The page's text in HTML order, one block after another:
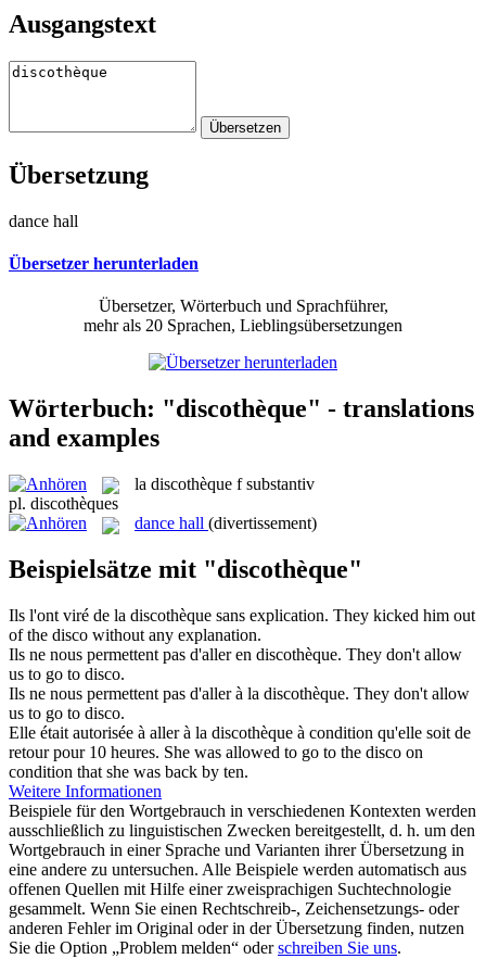
Ausgangstext
Übersetzung
dance hall
Übersetzer herunterladen
Übersetzer, Wörterbuch und Sprachführer,
mehr als 20 Sprachen, Lieblingsübersetzungen
Wörterbuch: "discothèque" - translations
and examples
la discothèque f substantiv
pl. discothèques
dance hall (divertissement)
Beispielsätze mit "discothèque"
Ils l'ont viré de la discothèque sans explication. They kicked him out
of the disco without any explanation.
Ils ne nous permettent pas d'aller en discothèque. They don't allow
us to go to disco.
Ils ne nous permettent pas d'aller à la discothèque. They don't allow
us to go to disco.
Elle était autorisée à aller à la discothèque à condition qu'elle soit de
retour pour 10 heures. She was allowed to go to the disco on
condition that she was back by ten.
Weitere Informationen
Beispiele für den Wortgebrauch in verschiedenen Kontexten werden
ausschließlich zu linguistischen Zwecken bereitgestellt, d. h. um den
Wortgebrauch in einer Sprache und Varianten ihrer Übersetzung in
eine andere zu untersuchen. Alle Beispiele werden automatisch aus
offenen Quellen mit Hilfe einer zweisprachigen Suchtechnologie
gesammelt. Wenn Sie einen Rechtschreib-, Zeichensetzungs- oder
anderen Fehler im Original oder in der Übersetzung finden, nutzen
Sie die Option „Problem melden“ oderschreiben Sie uns.